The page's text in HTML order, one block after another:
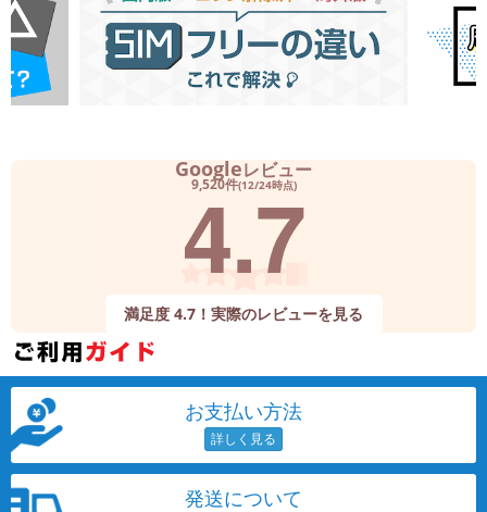
Googleレビュー
9,520件(12/24時点)
4.7
満足度 4.7！実際のレビューを見る
お支払い方法
発送について